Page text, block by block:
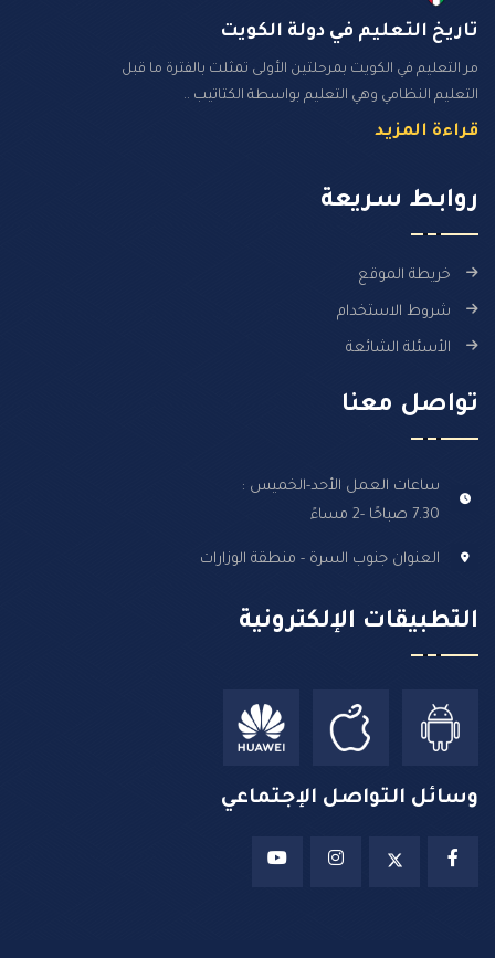
تاريخ التعليم في دولة الكويت
مر التعليم في الكويت بمرحلتين الأولى تمثلت بالفترة ما قبل
التعليم النظامي وهي التعليم بواسطة الكتاتيب ..
قراءة المزيد
روابـط سـريعة
خريطة الموقع
شروط الاستخدام
الأسئلة الشائعة
تواصل معنا
ساعات العمل الأحد-الخميس :
7.30 صباحًا -2 مساءً
العنوان جنوب السرة - منطقة الوزارات
التطبيقات الإلكترونية
وسائل التواصل الإجتماعي